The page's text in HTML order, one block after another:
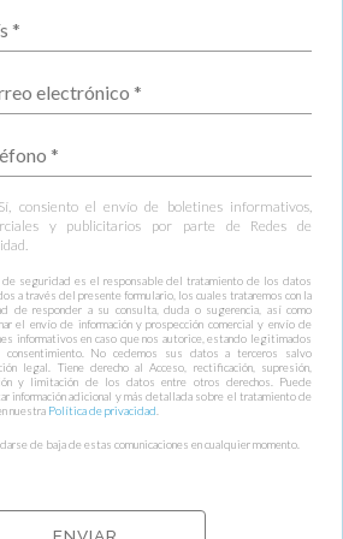
de estas comunicaciones en cualquier momento.
Haciendo click en el botón "Aceptar",
para el uso de todas las cookies.
Sí, consiento el envío de boletines informativos,
y publicitarios por parte de Redes de
de seguridad es el responsable del tratamiento de los datos
a través del presente formulario, los cuales trataremos con la
de responder a su consulta, duda o sugerencia, así como
el envío de información y prospección comercial y envío de
informativos en caso que nos autorice, estando legitimados
consentimiento. No cedemos sus datos a terceros salvo
legal. Tiene derecho al Acceso, rectificación, supresión,
y limitación de los datos entre otros derechos. Puede
información adicional y más detallada sobre el tratamiento de
nuestra Política de privacidad
de baja de estas comunicaciones en cualquier momento.